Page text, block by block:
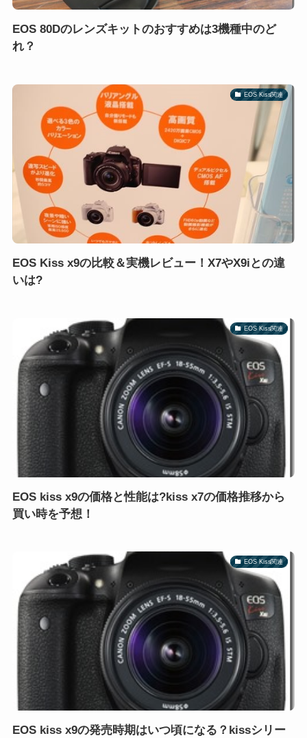
EOS 80Dのレンズキットのおすすめは3機種中のど
れ？
EOS Kiss関連
EOS Kiss x9の比較＆実機レビュー！X7やX9iとの違
いは?
EOS Kiss関連
EOS kiss x9の価格と性能は?kiss x7の価格推移から
買い時を予想！
EOS Kiss関連
EOS kiss x9の発売時期はいつ頃になる？kissシリー